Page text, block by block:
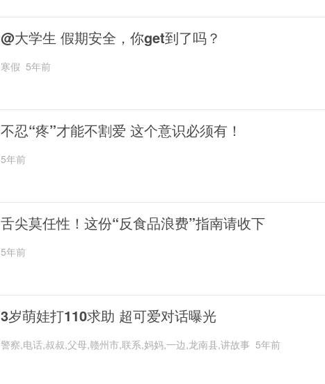
@大学生 假期安全，你get到了吗？
寒假 5年前
不忍“疼”才能不割爱 这个意识必须有！
5年前
舌尖莫任性！这份“反食品浪费”指南请收下
5年前
3岁萌娃打110求助 超可爱对话曝光
警察,电话,叔叔,父母,赣州市,联系,妈妈,一边,龙南县,讲故事 5年前